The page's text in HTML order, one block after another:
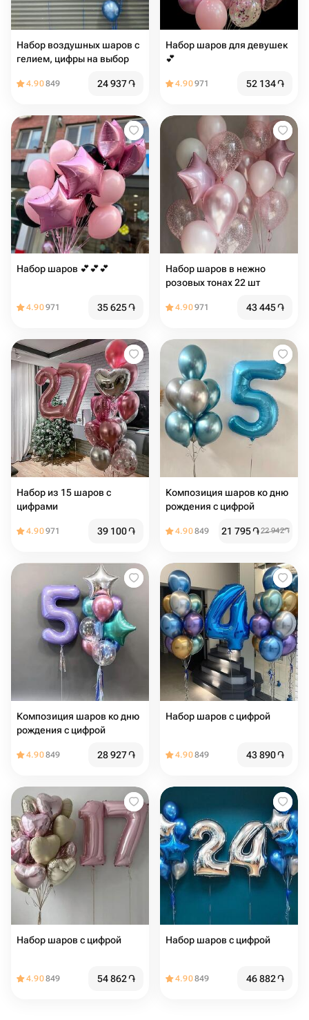
Набор воздушных шаров с
гелием, цифры на выбор
4.90849 24 937֏
Набор шаров для девушек
💕
4.90971 52 134֏
Набор шаров 💕💕💕
4.90971 35 625֏
Набор шаров в нежно
розовых тонах 22 шт
4.90971 43 445֏
Набор из 15 шаров с
цифрами
4.90971 39 100֏
Композиция шаров ко дню
рождения с цифрой
4.90849 21 795֏22 942֏
Композиция шаров ко дню
рождения с цифрой
4.90849 28 927֏
Набор шаров с цифрой
4.90849 43 890֏
Набор шаров с цифрой
4.90849 54 862֏
Набор шаров с цифрой
4.90849 46 882֏